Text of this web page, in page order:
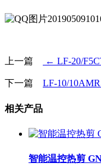
上一篇 ← LF-20/
下一篇 LF-10/
相关产品
智能温控热剪